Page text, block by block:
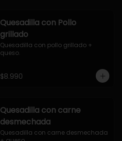
Quesadilla con Pollo
grillado
Quesadilla con pollo grillado +
queso.
$8.990
Quesadilla con carne
desmechada
Quesadilla con carne desmechada